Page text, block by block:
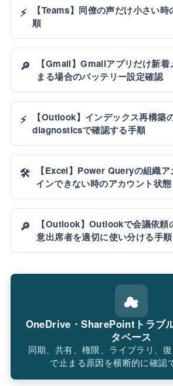
⚡
【Teams】同僚の声だけ小さい
順
🔎
【Gmail】Gmailアプリだけ新
まる場合のバッテリー設定確認
⚡
【Outlook】インデックス再構築
diagnosticsで確認する手順
🛠️
【Excel】Power Queryの組織
インできない時のアカウント状
🔎
【Outlook】Outlookで会議依頼
意出席者を適切に使い分ける手順
☁
OneDrive・SharePointトラブ
タベース
同期、共有、権限、ライブラリ、
で止まる原因を横断的に確認